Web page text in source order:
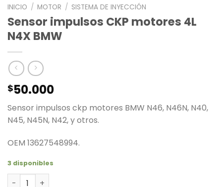
INICIO / MOTOR / SISTEMA DE INYECCIÓN
Sensor impulsos CKP motores 4L
N4X BMW
$50.000
Sensor impulsos ckp motores BMW N46, N46N, N40,
N45, N45N, N42, y otros.
OEM 13627548994.
3 disponibles
Sensor impulsos CKP motores 4L N4X BMW cantidad